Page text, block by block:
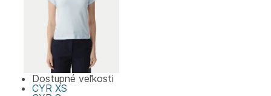
Dostupné veľkosti
CYR XS